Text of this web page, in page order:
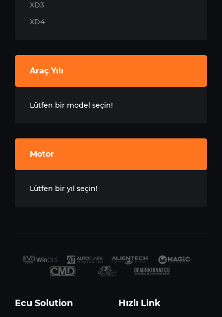
XD3
XD4
Araç Yılı
Lütfen bir model seçin!
Motor
Lütfen bir yıl seçin!
Ecu Solution Hızlı Link